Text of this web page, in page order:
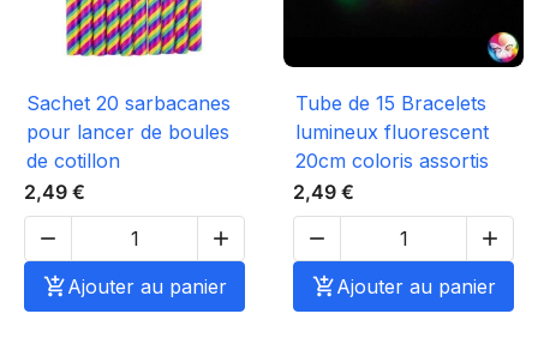
Sachet 20 sarbacanes
pour lancer de boules
de cotillon
2,49 €


Ajouter au panier
Tube de 15 Bracelets
lumineux fluorescent
20cm coloris assortis
2,49 €


Ajouter au panier